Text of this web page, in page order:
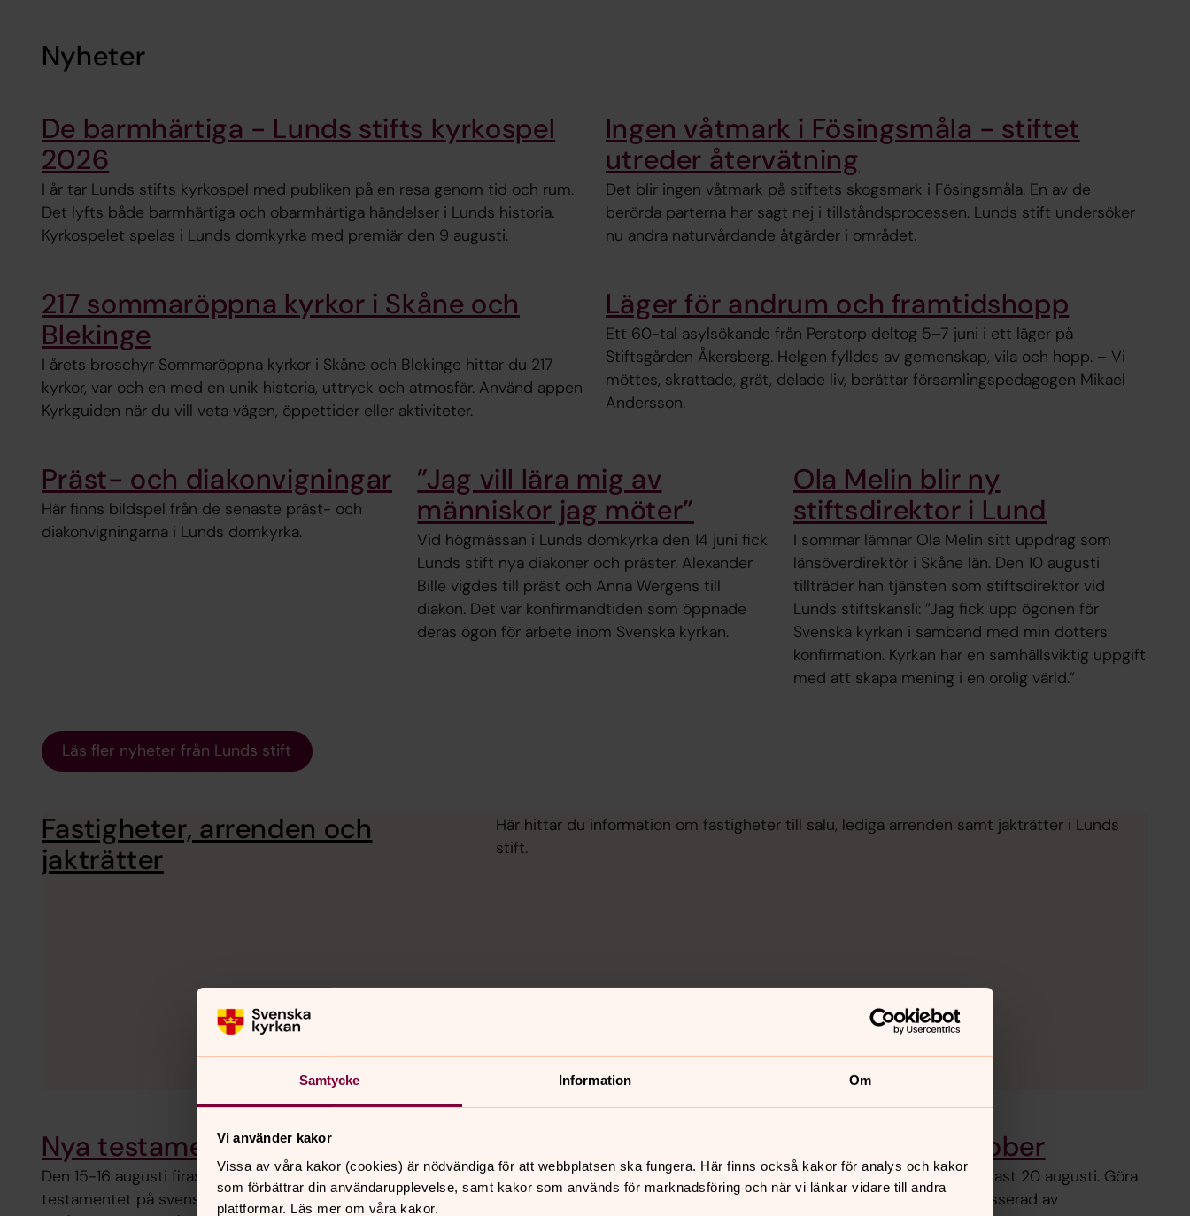
Samtycke Information Om
Vi använder kakor
Vissa av våra kakor (cookies) är nödvändiga för att webbplatsen ska fungera. Här finns också kakor för analys och kakor
som förbättrar din användarupplevelse, samt kakor som används för marknadsföring och när vi länkar vidare till andra
plattformar. Läs mer om våra kakor.
Nyheter
De barmhärtiga - Lunds stifts kyrkospel
2026
I år tar Lunds stifts kyrkospel med publiken på en resa genom tid och rum.
Det lyfts både barmhärtiga och obarmhärtiga händelser i Lunds historia.
Kyrkospelet spelas i Lunds domkyrka med premiär den 9 augusti.
Ingen våtmark i Fösingsmåla - stiftet
utreder återvätning
Det blir ingen våtmark på stiftets skogsmark i Fösingsmåla. En av de
berörda parterna har sagt nej i tillståndsprocessen. Lunds stift undersöker
nu andra naturvårdande åtgärder i området.
217 sommaröppna kyrkor i Skåne och
Blekinge
I årets broschyr Sommaröppna kyrkor i Skåne och Blekinge hittar du 217
kyrkor, var och en med en unik historia, uttryck och atmosfär. Använd appen
Kyrkguiden när du vill veta vägen, öppettider eller aktiviteter.
Läger för andrum och framtidshopp
Ett 60-tal asylsökande från Perstorp deltog 5–7 juni i ett läger på
Stiftsgården Åkersberg. Helgen fylldes av gemenskap, vila och hopp. – Vi
möttes, skrattade, grät, delade liv, berättar församlingspedagogen Mikael
Andersson.
Präst- och diakonvigningar
Här finns bildspel från de senaste präst- och
diakonvigningarna i Lunds domkyrka.
”Jag vill lära mig av
människor jag möter”
Vid högmässan i Lunds domkyrka den 14 juni fick
Lunds stift nya diakoner och präster. Alexander
Bille vigdes till präst och Anna Wergens till
diakon. Det var konfirmandtiden som öppnade
deras ögon för arbete inom Svenska kyrkan.
Ola Melin blir ny
stiftsdirektor i Lund
I sommar lämnar Ola Melin sitt uppdrag som
länsöverdirektör i Skåne län. Den 10 augusti
tillträder han tjänsten som stiftsdirektor vid
Lunds stiftskansli: ”Jag fick upp ögonen för
Svenska kyrkan i samband med min dotters
konfirmation. Kyrkan har en samhällsviktig uppgift
med att skapa mening i en orolig värld.”
Läs fler nyheter från Lunds stift
Fastigheter, arrenden och
jakträtter
Här hittar du information om fastigheter till salu, lediga arrenden samt jakträtter i Lunds
stift.
Nya testamentet på svenska firar 500 år
Den 15-16 augusti firas 500-årsjubileet av den första utgåvan av Nya
testamentet på svenska. Det definieras ibland som att även det svenska
Delta i Göra skillnad 17–18 oktober
Åk tillsammans med andra i Lunds stift. Anmäl dig senast 20 augusti. Göra
skillnad är en nationell mötesplats för dig som är intresserad av